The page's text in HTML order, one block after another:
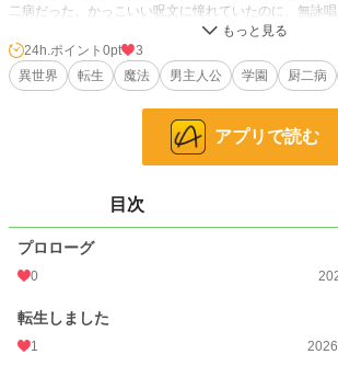
二病だった。かっこいい呪文に憧れていたのに、無詠
魔法を使うのを諦めた俺は辺境で鍛えられ、八年後、
た。
それなのに今さら首都の学校に行けだと？ まあ、い
い。ところが、学校にはおれの弟がいた。無詠唱魔法
無詠唱ができないのを馬鹿にされた俺は開き直って、
た。すると、ものすごい威力が出る。どうやら、呪文
しかし、前世で厨二病を卒業し、現世では脳筋に育っ
方がない。俺の中の厨二病と脳筋の戦いが始まる。
小説
ファンタジー 53,261 位 / 53,261 件
お気に入り
24h.ポイント 0pt
3
異世界
転生 魔法 男主人公 学園 厨二病
アプリで読む
目次
プロローグ
0
転生しました
1